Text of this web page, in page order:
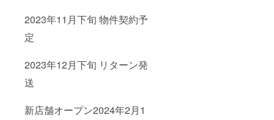
2023年11月下旬 物件契約予
定
2023年12月下旬 リターン発
送
新店舗オープン2024年2月1